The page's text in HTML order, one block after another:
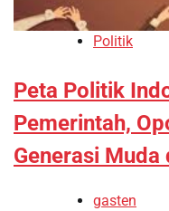
Politik
Peta Politik
Pemerintah,
Generasi
gasten